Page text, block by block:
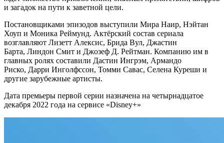
и загадок на пути к заветной цели.
Постановщиками эпизодов выступили Мира Наир, Нэйтан
Хоуп и Моника Реймунд. Актёрский состав сериала
возглавляют Лизетт Алексис, Брида Вул, Джастин
Барта, Линдон Смит и Джозеф Д. Рейтман. Компанию им в
главных ролях составили Дастин Ингрэм, Армандо
Риско, Дарри Инголфссон, Томми Савас, Селена Куреши и
другие зарубежные артисты.
Дата премьеры первой серии назначена на четырнадцатое
декабря 2022 года на сервисе «Disney+»